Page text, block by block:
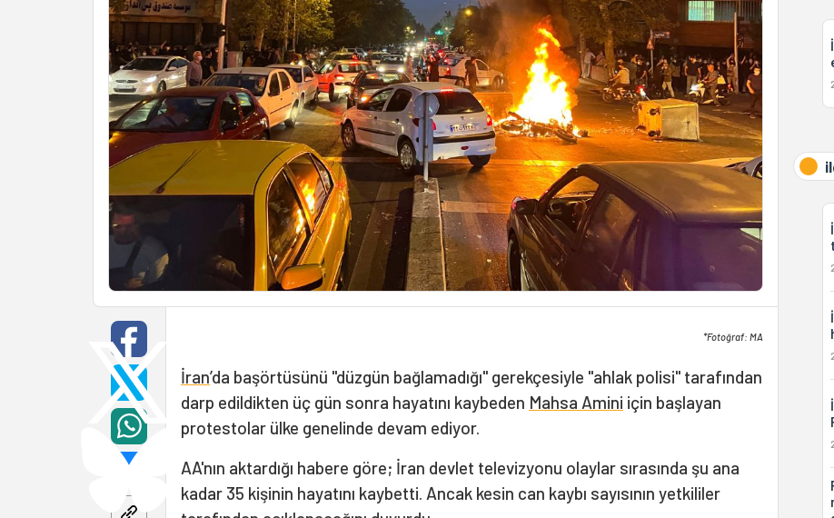
*Fotoğraf: MA
İran’da başörtüsünü "düzgün bağlamadığı" gerekçesiyle "ahlak polisi" tarafından
darp edildikten üç gün sonra hayatını kaybeden Mahsa Amini için başlayan
protestolar ülke genelinde devam ediyor.
AA'nın aktardığı habere göre; İran devlet televizyonu olaylar sırasında şu ana
kadar 35 kişinin hayatını kaybetti. Ancak kesin can kaybı sayısının yetkililer